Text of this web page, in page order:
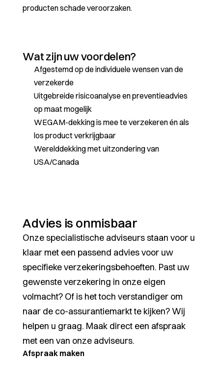
producten schade veroorzaken.
Wat zijn uw voordelen?
Afgestemd op de individuele wensen van de
verzekerde
Uitgebreide risicoanalyse en preventieadvies
op maat mogelijk
WEGAM-dekking is mee te verzekeren én als
los product verkrijgbaar
Werelddekking met uitzondering van
USA/Canada
Advies is onmisbaar
Onze specialistische adviseurs staan voor u
klaar met een passend advies voor uw
specifieke verzekeringsbehoeften. Past uw
gewenste verzekering in onze eigen
volmacht? Of is het toch verstandiger om
naar de co-assurantiemarkt te kijken? Wij
helpen u graag. Maak direct een afspraak
met een van onze adviseurs.
Afspraak maken